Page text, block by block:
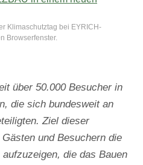
Klimaschutztag bei EYRICH-
Browserfenster.
über 50.000 Besucher in
die sich bundesweit an
Ziel dieser
und Besuchern die
die das Bauen